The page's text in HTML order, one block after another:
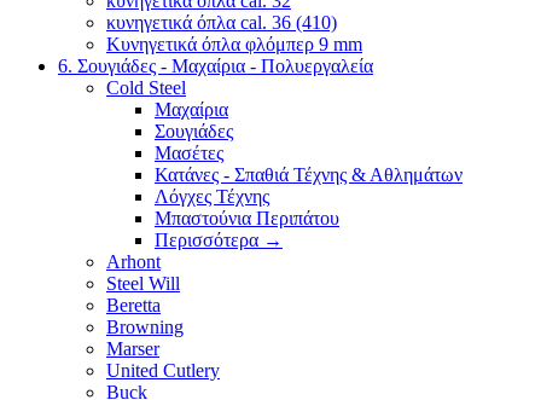
κυνηγετικά όπλα cal. 36 (410)
Κυνηγετικά όπλα φλόμπερ 9 mm
6. Σουγιάδες - Μαχαίρια - Πολυεργαλεία
Cold Steel
Μαχαίρια
Σουγιάδες
Μασέτες
Κατάνες - Σπαθιά Τέχνης & Αθλημάτων
Λόγχες Τέχνης
Μπαστούνια Περιπάτου
Περισσότερα →
Arhont
Steel Will
Beretta
Browning
Marser
United Cutlery
Buck